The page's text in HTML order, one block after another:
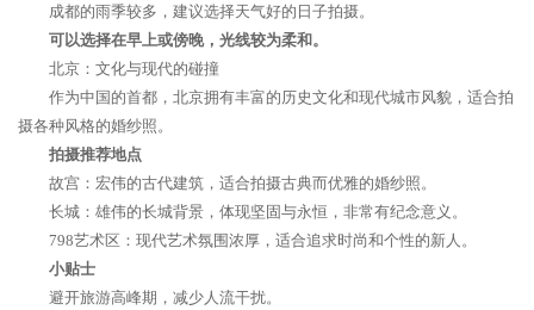
成都的雨季较多，建议选择天气好的日子拍摄。
可以选择在早上或傍晚，光线较为柔和。
北京：文化与现代的碰撞
作为中国的首都，北京拥有丰富的历史文化和现代城市风貌，适合拍
摄各种风格的婚纱照。
拍摄推荐地点
故宫：宏伟的古代建筑，适合拍摄古典而优雅的婚纱照。
长城：雄伟的长城背景，体现坚固与永恒，非常有纪念意义。
798艺术区：现代艺术氛围浓厚，适合追求时尚和个性的新人。
小贴士
避开旅游高峰期，减少人流干扰。